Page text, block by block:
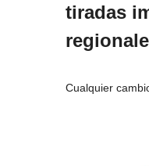
tiradas
Cualquier